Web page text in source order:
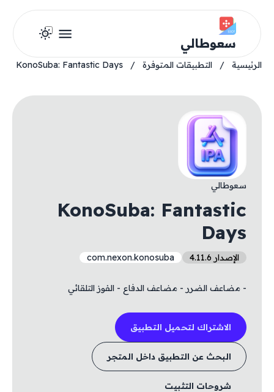
سعوطالي
الرئيسية / التطبيقات المتوفرة /
KonoSuba: Fantastic Days
سعوطالي
KonoSuba: Fantastic
Days
الإصدار 4.11.6 com.nexon.konosuba
- مضاعف الضرر - مضاعف الدفاع - الفوز التلقائي
الاشتراك لتحميل التطبيق
البحث عن التطبيق داخل المتجر
شروحات التثبيت